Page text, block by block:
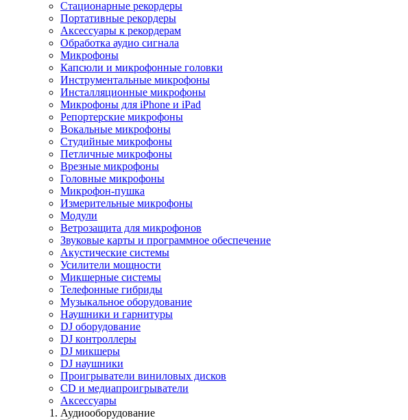
Стационарные рекордеры
Портативные рекордеры
Аксессуары к рекордерам
Обработка аудио сигнала
Микрофоны
Капсюли и микрофонные головки
Инструментальные микрофоны
Инсталляционные микрофоны
Микрофоны для iPhone и iPad
Репортерские микрофоны
Вокальные микрофоны
Студийные микрофоны
Петличные микрофоны
Врезные микрофоны
Головные микрофоны
Микрофон-пушка
Измерительные микрофоны
Модули
Ветрозащита для микрофонов
Звуковые карты и программное обеспечение
Акустические системы
Усилители мощности
Микшерные системы
Телефонные гибриды
Музыкальное оборудование
Наушники и гарнитуры
DJ оборудование
DJ контроллеры
DJ микшеры
DJ наушники
Проигрыватели виниловых дисков
СD и медиапроигрыватели
Аксессуары
Аудиооборудование